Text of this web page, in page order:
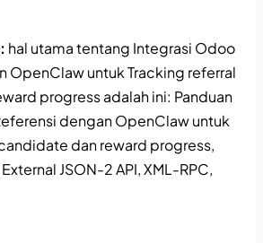
hal utama tentang Integrasi Odoo
OpenClaw untuk Tracking referral
progress adalah ini: Panduan
dengan OpenClaw untuk
dan reward progress,
JSON-2 API, XML-RPC,